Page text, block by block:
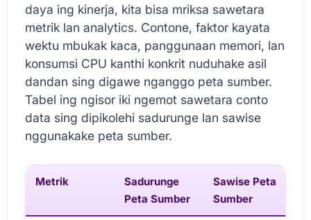
daya ing kinerja, kita bisa mriksa sawetara
metrik lan analytics. Contone, faktor kayata
wektu mbukak kaca, panggunaan memori, lan
konsumsi CPU kanthi konkrit nuduhake asil
dandan sing digawe nganggo peta sumber.
Tabel ing ngisor iki ngemot sawetara conto
data sing dipikolehi sadurunge lan sawise
nggunakake peta sumber.
Metrik
Sadurunge
Peta Sumber
Sawise Peta
Sumber